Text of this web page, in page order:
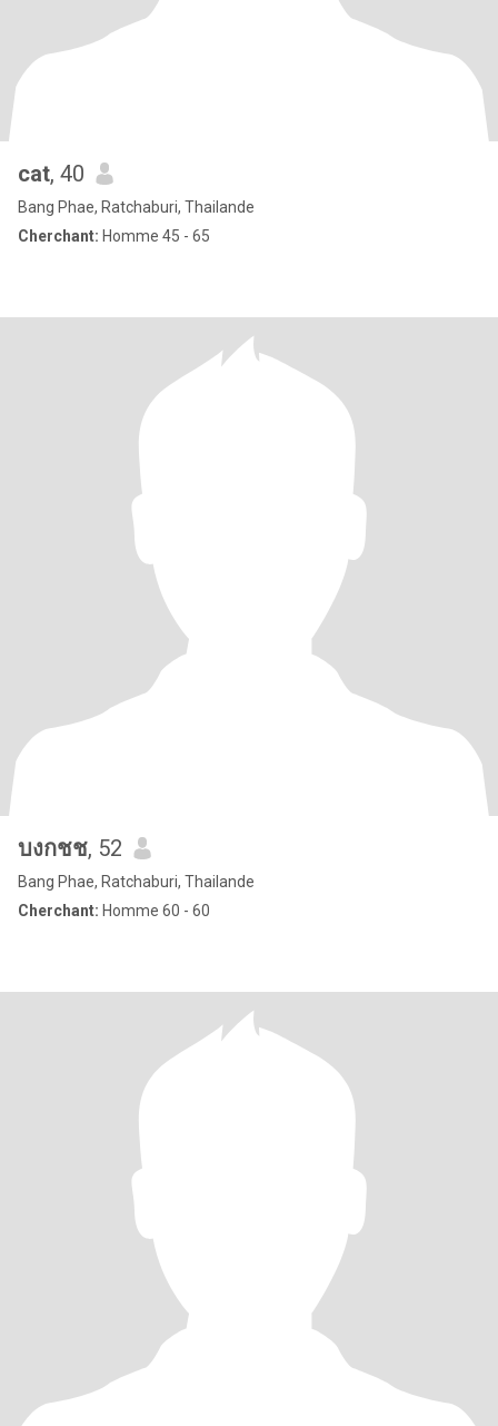
cat, 40
Bang Phae, Ratchaburi, Thailande
Cherchant: Homme 45 - 65
บงกชช, 52
Bang Phae, Ratchaburi, Thailande
Cherchant: Homme 60 - 60